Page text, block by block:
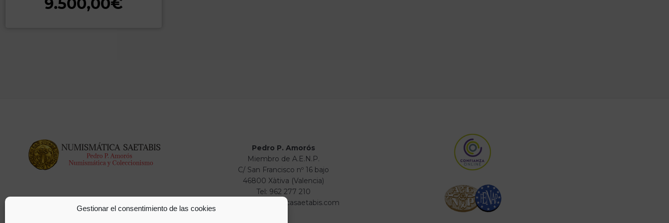
Gestionar el consentimiento de las cookies
Pedro P. Amorós
Miembro de A.E.N.P.
C/ San Francisco nº 16 bajo
46800 Xàtiva (Valencia)
Tel: 962 277 210
info@numismaticasaetabis.com